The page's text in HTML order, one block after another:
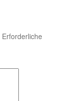
Erforderliche